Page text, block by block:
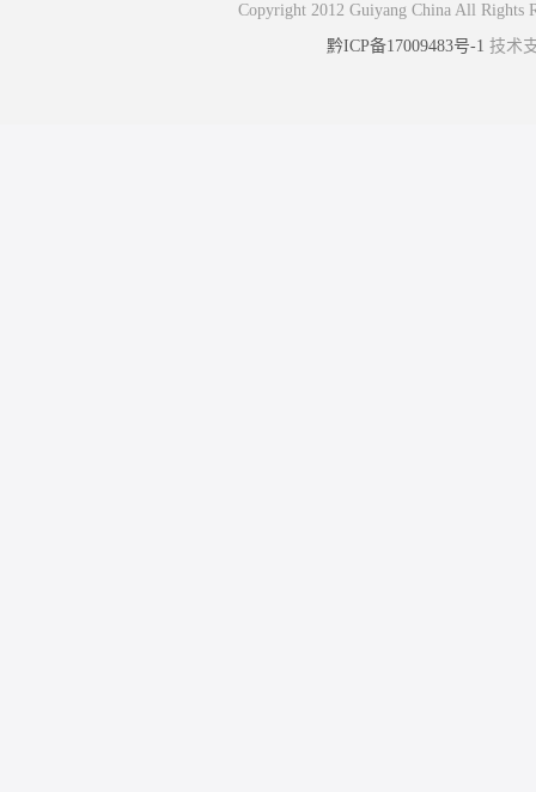
Copyright 2012 Guiyang China All
黔ICP备17009483号-1 技术